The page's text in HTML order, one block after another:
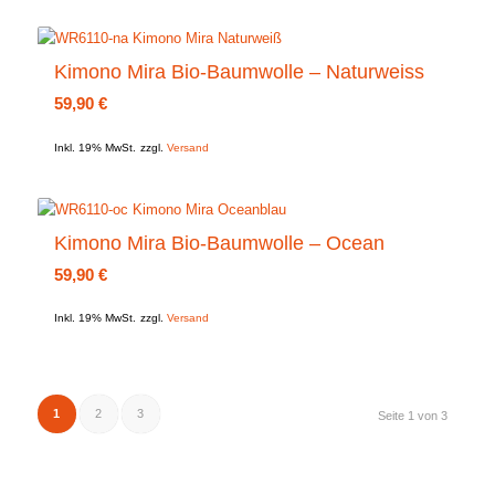
Kimono Mira Bio-Baumwolle – Naturweiss
59,90 €
Inkl. 19% MwSt. zzgl. Versand
Kimono Mira Bio-Baumwolle – Ocean
59,90 €
Inkl. 19% MwSt. zzgl. Versand
Seite 1 von 3
1 2 3